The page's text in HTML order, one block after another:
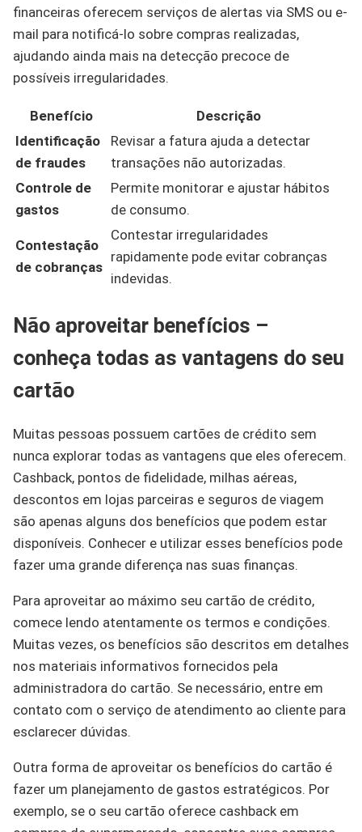
financeiras oferecem serviços de alertas via SMS ou e-
mail para notificá-lo sobre compras realizadas,
ajudando ainda mais na detecção precoce de
possíveis irregularidades.
Benefício
Descrição
Identificação
de fraudes
Revisar a fatura ajuda a detectar
transações não autorizadas.
Controle de
gastos
Permite monitorar e ajustar hábitos
de consumo.
Contestação
de cobranças
Contestar irregularidades
rapidamente pode evitar cobranças
indevidas.
Não aproveitar benefícios –
conheça todas as vantagens do seu
cartão
Muitas pessoas possuem cartões de crédito sem
nunca explorar todas as vantagens que eles oferecem.
Cashback, pontos de fidelidade, milhas aéreas,
descontos em lojas parceiras e seguros de viagem
são apenas alguns dos benefícios que podem estar
disponíveis. Conhecer e utilizar esses benefícios pode
fazer uma grande diferença nas suas finanças.
Para aproveitar ao máximo seu cartão de crédito,
comece lendo atentamente os termos e condições.
Muitas vezes, os benefícios são descritos em detalhes
nos materiais informativos fornecidos pela
administradora do cartão. Se necessário, entre em
contato com o serviço de atendimento ao cliente para
esclarecer dúvidas.
Outra forma de aproveitar os benefícios do cartão é
fazer um planejamento de gastos estratégicos. Por
exemplo, se o seu cartão oferece cashback em